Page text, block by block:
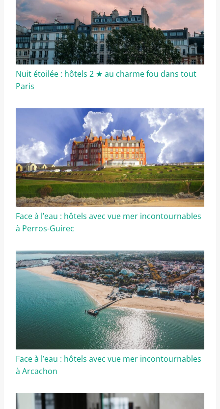
Nuit étoilée : hôtels 2 ★ au charme fou dans tout
Paris
Face à l’eau : hôtels avec vue mer incontournables
à Perros-Guirec
Face à l’eau : hôtels avec vue mer incontournables
à Arcachon